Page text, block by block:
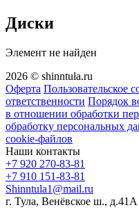
Диски
Элемент не найден
2026 © shinntula.ru
Оферта Пользовательское
ответственности Порядок
в отношении обработки
обработку персональных
cookie-файлов
Наши контакты
+7 920 270-83-81
+7 910 151-83-81
Shinntula1@mail.ru
г. Тула, Венёвское ш., д.41А